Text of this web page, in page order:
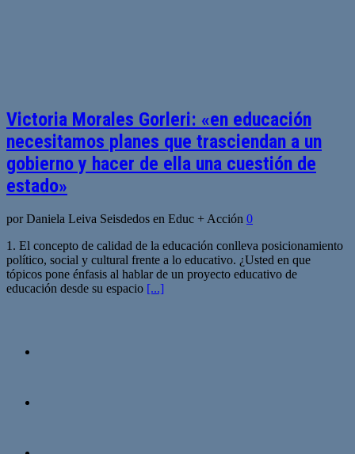
Victoria Morales Gorleri: «en educación
necesitamos planes que trasciendan a un
gobierno y hacer de ella una cuestión de
estado»
por Daniela Leiva Seisdedos en Educ + Acción 0
1. El concepto de calidad de la educación conlleva posicionamiento
político, social y cultural frente a lo educativo. ¿Usted en que
tópicos pone énfasis al hablar de un proyecto educativo de
educación desde su espacio [...]